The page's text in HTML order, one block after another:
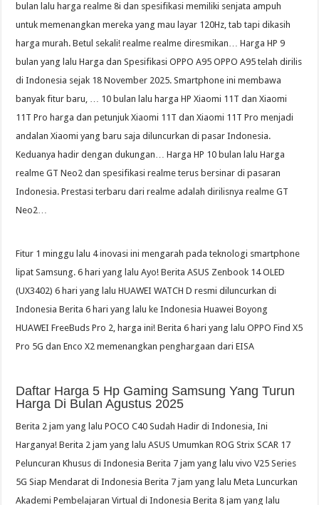
bulan lalu harga realme 8i dan spesifikasi memiliki senjata ampuh
untuk memenangkan mereka yang mau layar 120Hz, tab tapi dikasih
harga murah. Betul sekali! realme realme diresmikan… Harga HP 9
bulan yang lalu Harga dan Spesifikasi OPPO A95 OPPO A95 telah dirilis
di Indonesia sejak 18 November 2025. Smartphone ini membawa
banyak fitur baru, … 10 bulan lalu harga HP Xiaomi 11T dan Xiaomi
11T Pro harga dan petunjuk Xiaomi 11T dan Xiaomi 11T Pro menjadi
andalan Xiaomi yang baru saja diluncurkan di pasar Indonesia.
Keduanya hadir dengan dukungan… Harga HP 10 bulan lalu Harga
realme GT Neo2 dan spesifikasi realme terus bersinar di pasaran
Indonesia. Prestasi terbaru dari realme adalah dirilisnya realme GT
Neo2…
Fitur 1 minggu lalu 4 inovasi ini mengarah pada teknologi smartphone
lipat Samsung. 6 hari yang lalu Ayo! Berita ASUS Zenbook 14 OLED
(UX3402) 6 hari yang lalu HUAWEI WATCH D resmi diluncurkan di
Indonesia Berita 6 hari yang lalu ke Indonesia Huawei Boyong
HUAWEI FreeBuds Pro 2, harga ini! Berita 6 hari yang lalu OPPO Find X5
Pro 5G dan Enco X2 memenangkan penghargaan dari EISA
Daftar Harga 5 Hp Gaming Samsung Yang Turun
Harga Di Bulan Agustus 2025
Berita 2 jam yang lalu POCO C40 Sudah Hadir di Indonesia, Ini
Harganya! Berita 2 jam yang lalu ASUS Umumkan ROG Strix SCAR 17
Peluncuran Khusus di Indonesia Berita 7 jam yang lalu vivo V25 Series
5G Siap Mendarat di Indonesia Berita 7 jam yang lalu Meta Luncurkan
Akademi Pembelajaran Virtual di Indonesia Berita 8 jam yang lalu